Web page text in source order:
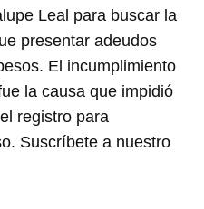
Leal para buscar la
presentar adeudos
El incumplimiento
la causa que impidió
registro para
Suscríbete a nuestro